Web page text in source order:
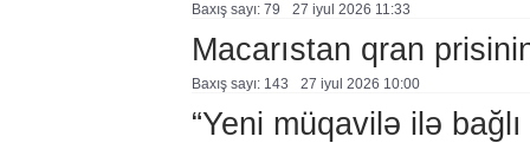
Baxış sayı: 79 27 i̇yul 2026 11:33
Macarıstan qran
Baxış sayı: 143 27 i̇yul 2026 10:00
“Yeni müqavilə ilə